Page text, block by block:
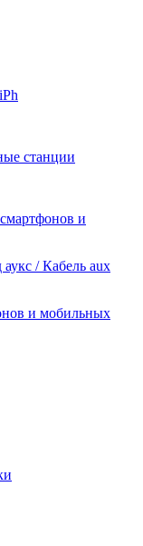
станции
и
/ Кабель aux
и мобильных